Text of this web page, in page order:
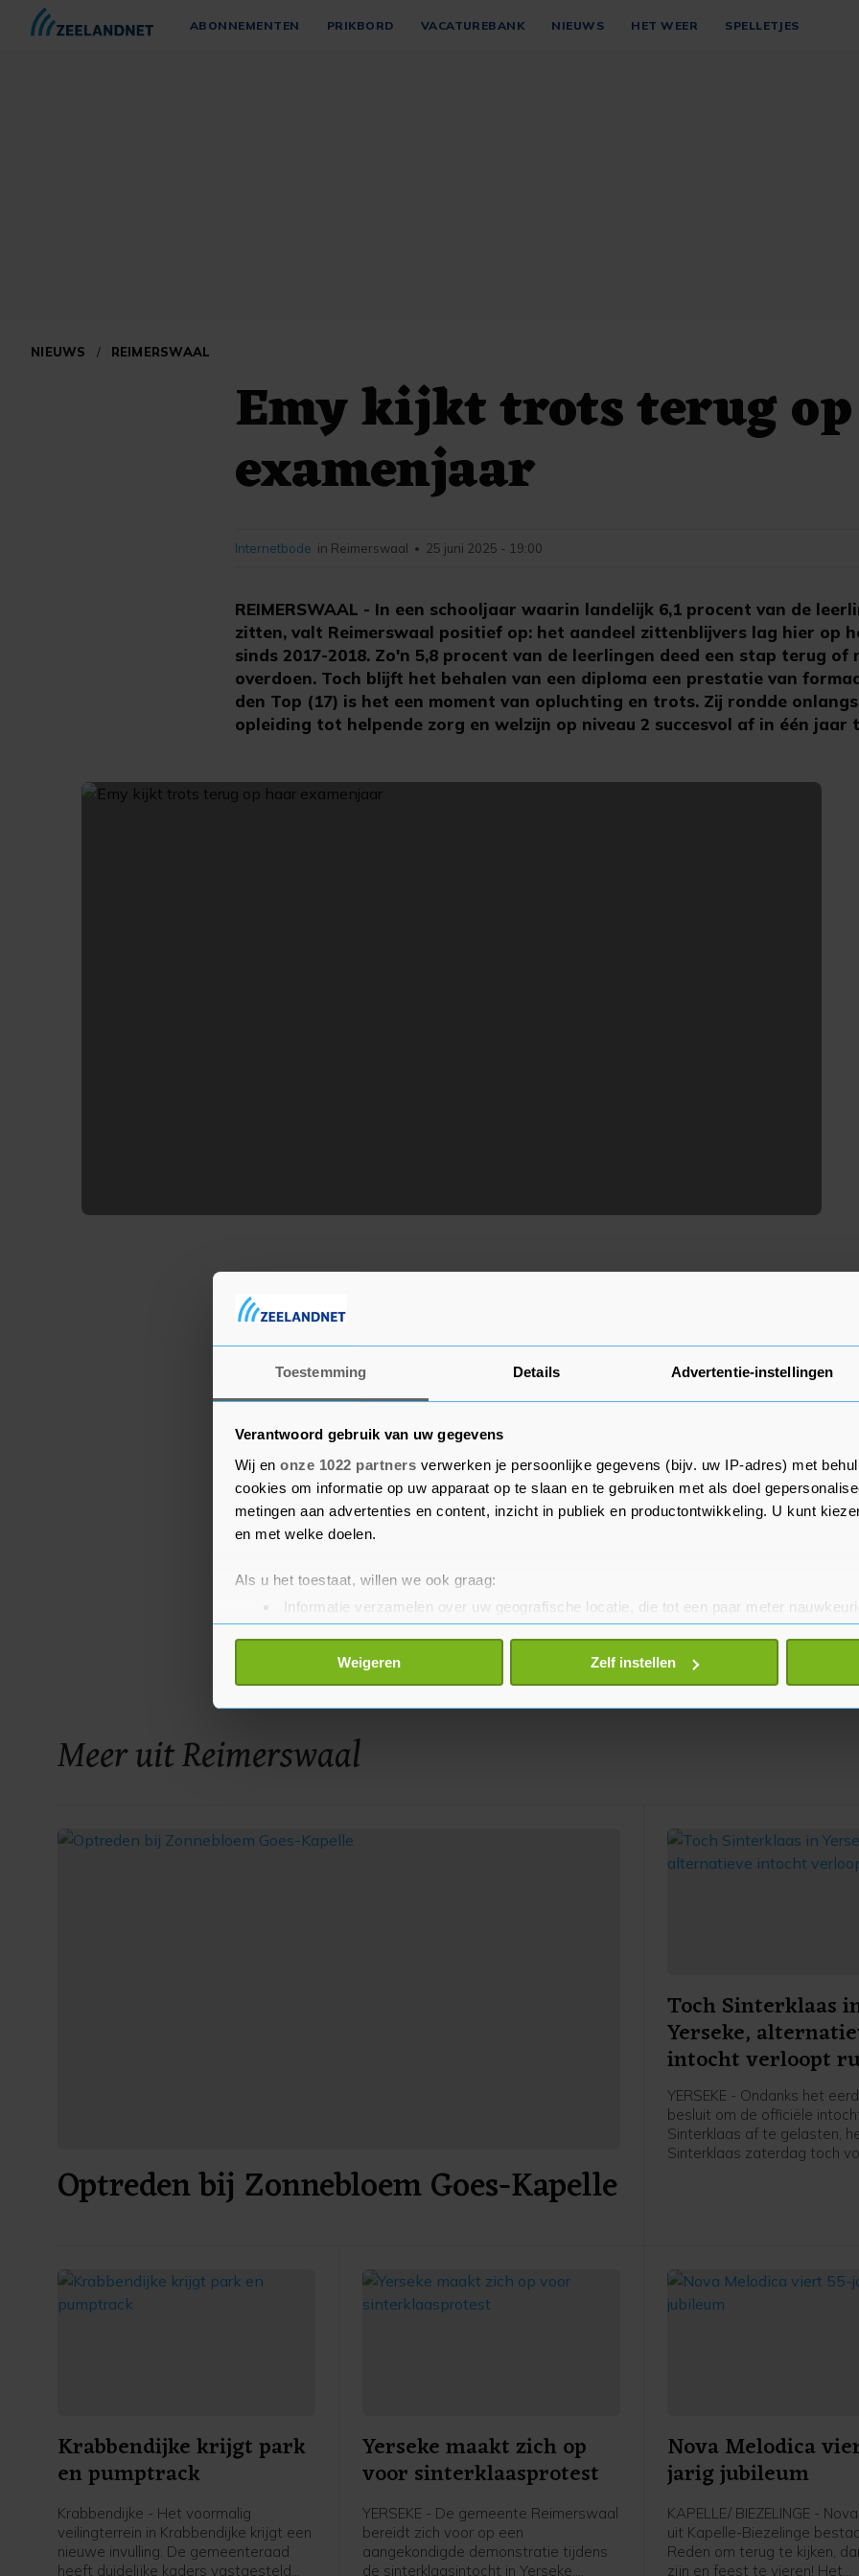
Toestemming Details Advertentie-instellingen
Verantwoord gebruik van uw gegevens
Wij en onze 1022 partners verwerken je persoonlijke gegevens (bijv. uw IP-adres) met
cookies om informatie op uw apparaat op te slaan en te gebruiken met als doel
metingen aan advertenties en content, inzicht in publiek en productontwikkeling. U kunt
en met welke doelen.
Als u het toestaat, willen we ook graag:
Informatie verzamelen over uw geografische locatie, die tot een paar meter
Uw apparaat identificeren door het actief te scannen op specifieke eigenschappen
Lees meer over hoe uw persoonlijke gegevens worden verwerkt en stel uw voorkeuren in het
toestemming op elk moment wijzigen of intrekken in de Cookieverklaring.
ons cookiebeleid bekijken en je gemaakte keuze altijd wijzigen of intrekken.
Weigeren Zelf instellen
ABONNEMENTEN PRIKBORD VACATUREBANK NIEUWS HET WEER SPELLETJES
NIEUWS / REIMERSWAAL
Emy kijkt trots terug
examenjaar
REIMERSWAAL - In een schooljaar waarin landelijk 6,1 procent van de
zitten, valt Reimerswaal positief op: het aandeel zittenblijvers lag hier op
sinds 2017-2018. Zo'n 5,8 procent van de leerlingen deed een stap terug of
overdoen. Toch blijft het behalen van een diploma een prestatie van
den Top (17) is het een moment van opluchting en trots. Zij rondde
opleiding tot helpende zorg en welzijn op niveau 2 succesvol af in één jaar
Internetbode in Reimerswaal • 25 juni 2025 - 19:00
Meer uit Reimerswaal
Optreden bij Zonnebloem Goes-Kapelle
Toch Sinterklaas
Yerseke,
intocht verloopt
YERSEKE - Ondanks het
besluit om de officiële
Sinterklaas af te gelasten,
Sinterklaas zaterdag toch
Krabbendijke krijgt park
en pumptrack
Krabbendijke - Het voormalig
veilingterrein in Krabbendijke krijgt een
nieuwe invulling. De gemeenteraad
heeft duidelijke kaders vastgesteld
Yerseke maakt zich op
voor sinterklaasprotest
YERSEKE - De gemeente Reimerswaal
bereidt zich voor op een
aangekondigde demonstratie tijdens
de sinterklaasintocht in Yerseke,
Nova Melodica
jarig jubileum
KAPELLE/ BIEZELINGE -
uit Kapelle-Biezelinge
Reden om terug te kijken,
zijn en feest te vieren! Het